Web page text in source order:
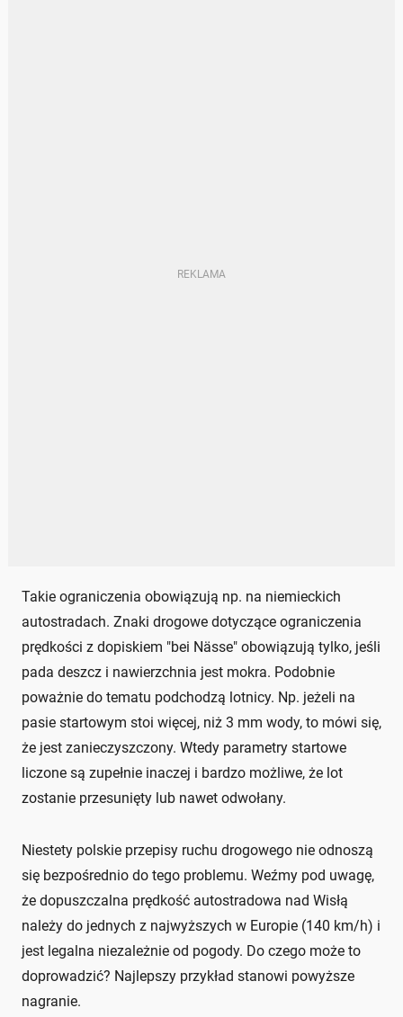
Takie ograniczenia obowiązują np. na niemieckich
autostradach. Znaki drogowe dotyczące ograniczenia
prędkości z dopiskiem "bei Nässe" obowiązują tylko, jeśli
pada deszcz i nawierzchnia jest mokra. Podobnie
poważnie do tematu podchodzą lotnicy. Np. jeżeli na
pasie startowym stoi więcej, niż 3 mm wody, to mówi się,
że jest zanieczyszczony. Wtedy parametry startowe
liczone są zupełnie inaczej i bardzo możliwe, że lot
zostanie przesunięty lub nawet odwołany.
Niestety polskie przepisy ruchu drogowego nie odnoszą
się bezpośrednio do tego problemu. Weźmy pod uwagę,
że dopuszczalna prędkość autostradowa nad Wisłą
należy do jednych z najwyższych w Europie (140 km/h) i
jest legalna niezależnie od pogody. Do czego może to
doprowadzić? Najlepszy przykład stanowi powyższe
nagranie.